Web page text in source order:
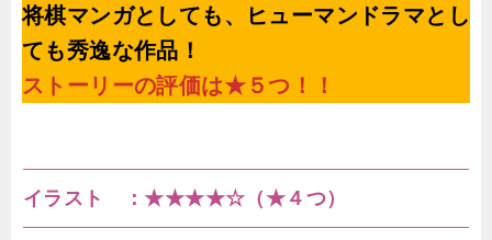
将棋マンガとしても、ヒューマンドラマとし
ても秀逸な作品！
ストーリーの評価は★５つ！！
イラスト ：★★★★☆（★４つ）